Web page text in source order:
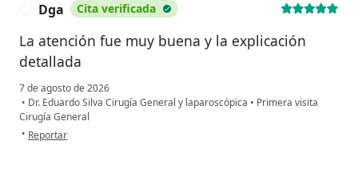
Dga Cita verificada
La atención fue muy buena y la explicación
detallada
7 de agosto de 2026
• Dr. Eduardo Silva Cirugía General y laparoscópica • Primera visita
Cirugía General
• en opinión del usuario Dga
Reportar